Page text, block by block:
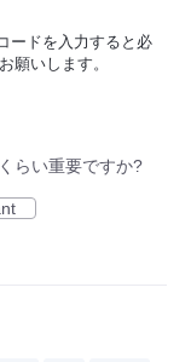
ードを入力すると必
願いします。
らい重要ですか?